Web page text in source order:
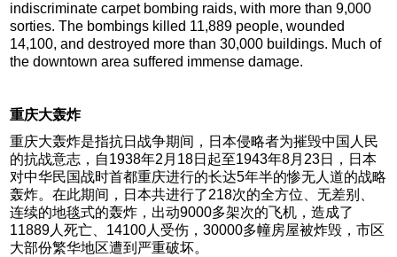
indiscriminate carpet bombing raids, with more than 9,000
sorties. The bombings killed 11,889 people, wounded
14,100, and destroyed more than 30,000 buildings. Much of
the downtown area suffered immense damage.
重庆大轰炸
重庆大轰炸是指抗日战争期间，日本侵略者为摧毁中国人民
的抗战意志，自1938年2月18日起至1943年8月23日，日本
对中华民国战时首都重庆进行的长达5年半的惨无人道的战略
轰炸。在此期间，日本共进行了218次的全方位、无差别、
连续的地毯式的轰炸，出动9000多架次的飞机，造成了
11889人死亡、14100人受伤，30000多幢房屋被炸毁，市区
大部份繁华地区遭到严重破坏。